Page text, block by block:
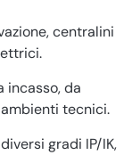
centralini
incasso, da
tecnici.
gradi IP/IK,